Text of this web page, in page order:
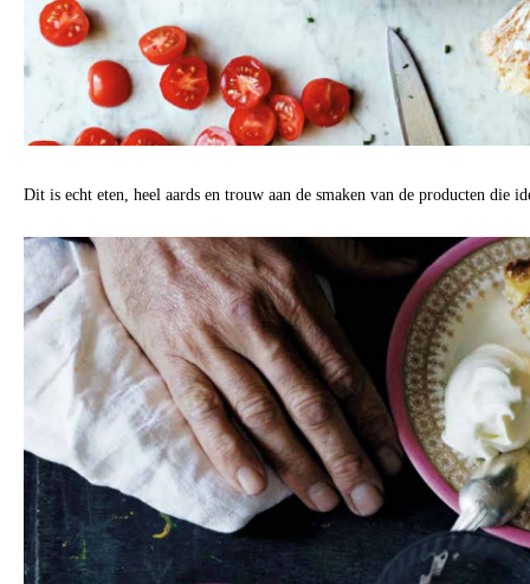
Dit is echt eten, heel aards en trouw aan de smaken van de producten die